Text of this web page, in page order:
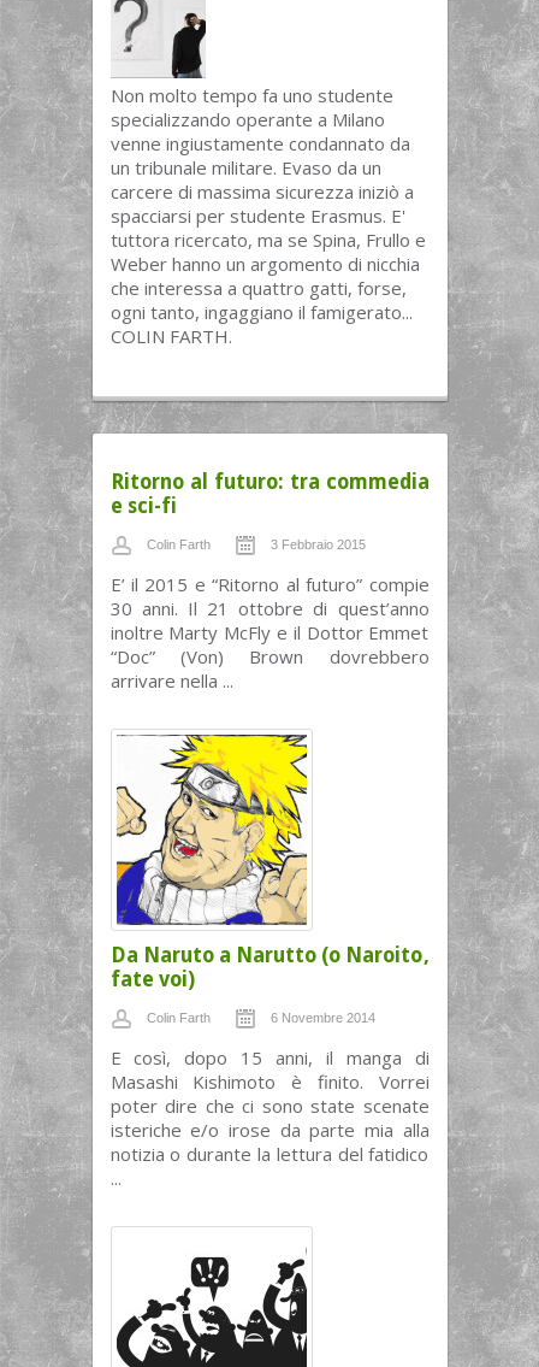
Non molto tempo fa uno studente
specializzando operante a Milano
venne ingiustamente condannato da
un tribunale militare. Evaso da un
carcere di massima sicurezza iniziò a
spacciarsi per studente Erasmus. E'
tuttora ricercato, ma se Spina, Frullo e
Weber hanno un argomento di nicchia
che interessa a quattro gatti, forse,
ogni tanto, ingaggiano il famigerato...
COLIN FARTH.
Ritorno al futuro: tra commedia
e sci-fi
Colin Farth 3 Febbraio 2015
E’ il 2015 e “Ritorno al futuro” compie
30 anni. Il 21 ottobre di quest’anno
inoltre Marty McFly e il Dottor Emmet
“Doc” (Von) Brown dovrebbero
arrivare nella ...
Da Naruto a Narutto (o Naroito,
fate voi)
Colin Farth 6 Novembre 2014
E così, dopo 15 anni, il manga di
Masashi Kishimoto è finito. Vorrei
poter dire che ci sono state scenate
isteriche e/o irose da parte mia alla
notizia o durante la lettura del fatidico
...